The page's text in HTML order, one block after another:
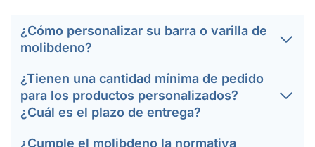
¿Cómo personalizar su barra o varilla de
molibdeno?
¿Tienen una cantidad mínima de pedido
para los productos personalizados?
¿Cuál es el plazo de entrega?
¿Cumple el molibdeno la normativa